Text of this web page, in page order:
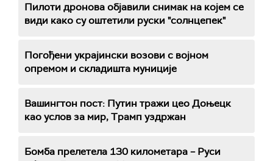
Пилоти дронова објавили снимак на којем се
види како су оштетили руски "солнцепек"
Погођени украјински возови с војном
опремом и складишта муниције
Вашингтон пост: Путин тражи цео Доњецк
као услов за мир, Трамп уздржан
Бомба прелетела 130 километара – Руси